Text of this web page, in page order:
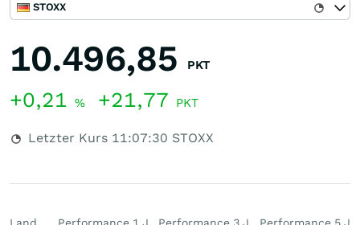
STOXX
10.496,85 PKT
+0,21 % +21,77 PKT
Letzter Kurs 11:07:30 STOXX